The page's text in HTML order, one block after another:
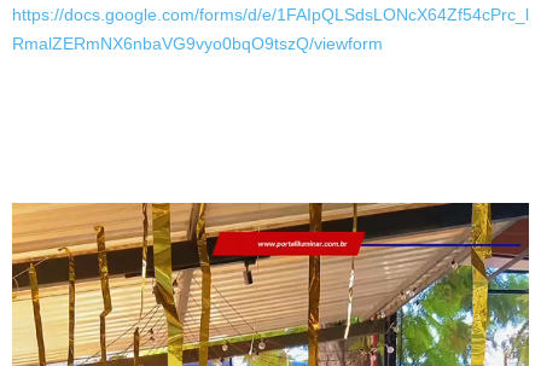
https://docs.google.com/forms/d/e/1FAIpQLSdsLONcX64Zf54cPrc_l
RmalZERmNX6nbaVG9vyo0bqO9tszQ/viewform
Tocador
de
vídeo